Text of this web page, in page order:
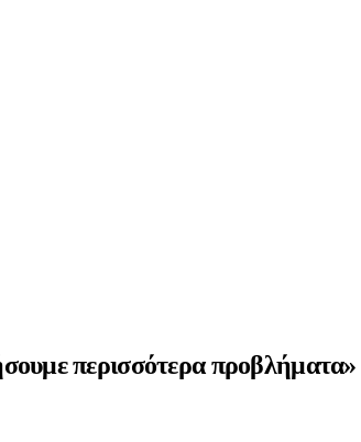
περισσότερα προβλήματα»